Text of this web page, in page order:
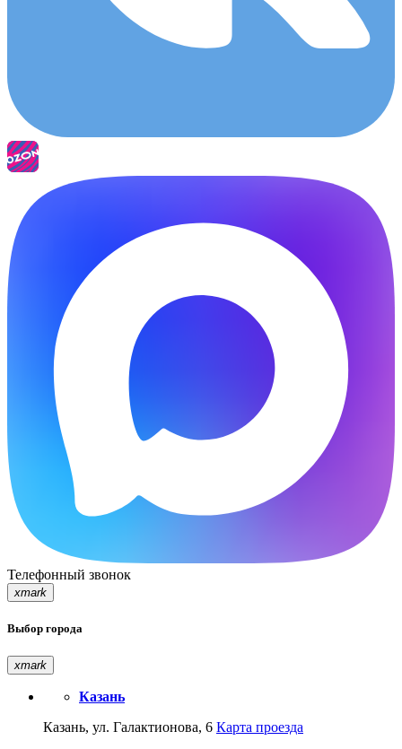
Телефонный звонок
xmark
Выбор города
xmark
Казань
Казань, ул. Галактионова, 6 Карта проезда